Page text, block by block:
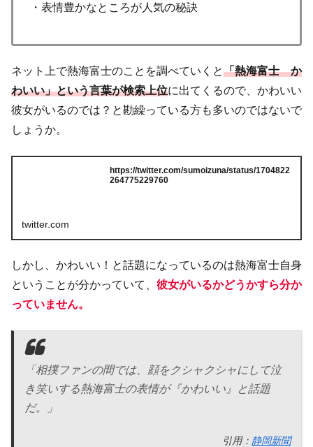
・表情豊かなところが人気の秘訣
ネット上で熱海富士のことを調べていくと「熱海富士 か
わいい」という言葉が検索上位に出てくるので、かわいい
彼女がいるのでは？と勘繰っている方も多いのではないで
しょうか。
https://twitter.com/sumoizuna/status/1704822
264775229760
twitter.com
しかし、かわいい！と話題になっているのは熱海富士自身
ということが分かっていて、 彼女がいるかどうかすら分か
っていません。
「相撲ファンの間では、顔をクシャクシャにして泣
き笑いする熱海富士の表情が『かわいい』と話題
だ。」
引用： 静岡新聞